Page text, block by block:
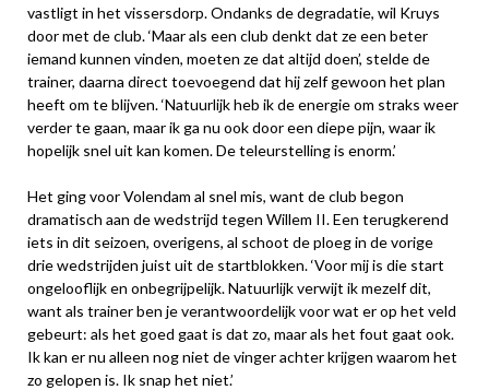
vastligt in het vissersdorp. Ondanks de degradatie, wil Kruys
door met de club. ‘Maar als een club denkt dat ze een beter
iemand kunnen vinden, moeten ze dat altijd doen’, stelde de
trainer, daarna direct toevoegend dat hij zelf gewoon het plan
heeft om te blijven. ‘Natuurlijk heb ik de energie om straks weer
verder te gaan, maar ik ga nu ook door een diepe pijn, waar ik
hopelijk snel uit kan komen. De teleurstelling is enorm.’
Het ging voor Volendam al snel mis, want de club begon
dramatisch aan de wedstrijd tegen Willem II. Een terugkerend
iets in dit seizoen, overigens, al schoot de ploeg in de vorige
drie wedstrijden juist uit de startblokken. ‘Voor mij is die start
ongelooflijk en onbegrijpelijk. Natuurlijk verwijt ik mezelf dit,
want als trainer ben je verantwoordelijk voor wat er op het veld
gebeurt: als het goed gaat is dat zo, maar als het fout gaat ook.
Ik kan er nu alleen nog niet de vinger achter krijgen waarom het
zo gelopen is. Ik snap het niet.’